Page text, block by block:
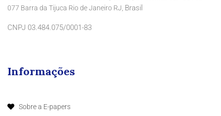
077 Barra da Tijuca Rio de Janeiro RJ, Brasil
CNPJ 03.484.075/0001-83
Informações
Sobre a E-papers